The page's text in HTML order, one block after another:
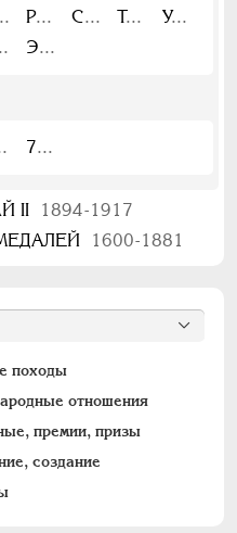
Р С Т
У
Э
7
II
1894-1917
1600-1881
походы
отношения
премии, призы
создание